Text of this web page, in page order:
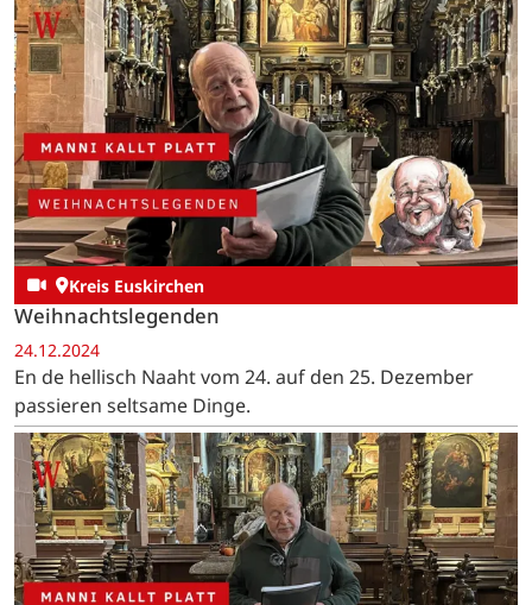
Kreis Euskirchen
Weihnachtslegenden
24.12.2024
En de hellisch Naaht vom 24. auf den 25. Dezember
passieren seltsame Dinge.